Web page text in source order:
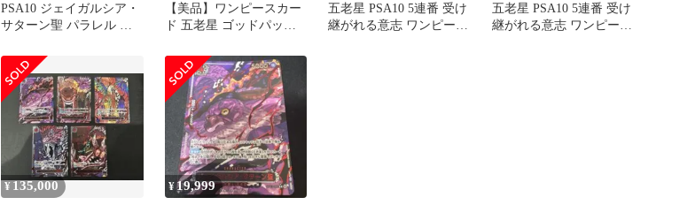
PSA10 ジェイガルシア・
サターン聖 パラレル 赤
【美品】ワンピースカー
ド 五老星 ゴッドパック
五老星 PSA10 5連番 受け
継がれる意志 ワンピース
五老星 PSA10 5連番 受け
継がれる意志 ワンピース
¥ 135,000 ¥19,999